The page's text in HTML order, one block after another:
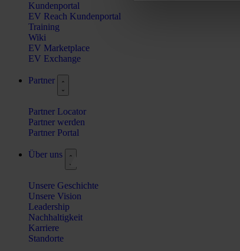
Kundenportal
EV Reach Kundenportal
Training
Wiki
EV Marketplace
EV Exchange
Partner
Partner Locator
Partner werden
Partner Portal
Über uns
Unsere Geschichte
Unsere Vision
Leadership
Nachhaltigkeit
Karriere
Standorte